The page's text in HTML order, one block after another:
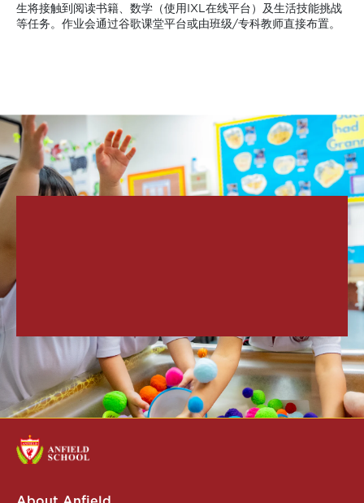
生将接触到阅读书籍、数学（使用IXL在线平台）及生活技能挑战
等任务。作业会通过谷歌课堂平台或由班级/专科教师直接布置。